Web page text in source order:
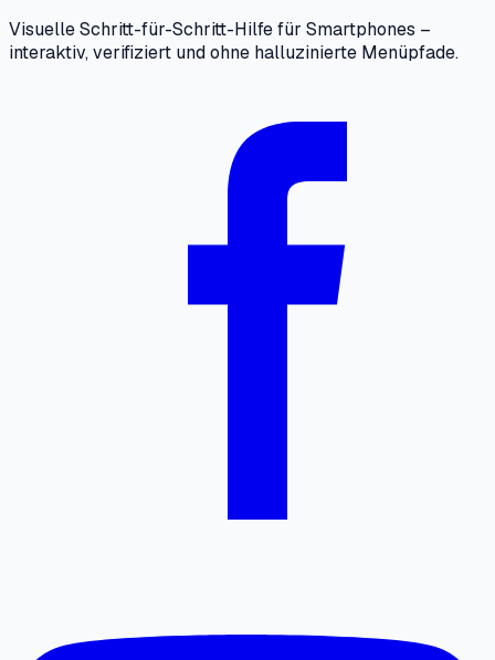
Visuelle Schritt-für-Schritt-Hilfe für Smartphones –
interaktiv, verifiziert und ohne halluzinierte Menüpfade.